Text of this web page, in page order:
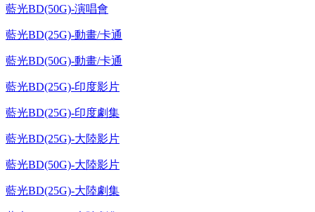
藍光BD(50G)-演唱會
藍光BD(25G)-動畫/卡通
藍光BD(50G)-動畫/卡通
藍光BD(25G)-印度影片
藍光BD(25G)-印度劇集
藍光BD(25G)-大陸影片
藍光BD(50G)-大陸影片
藍光BD(25G)-大陸劇集